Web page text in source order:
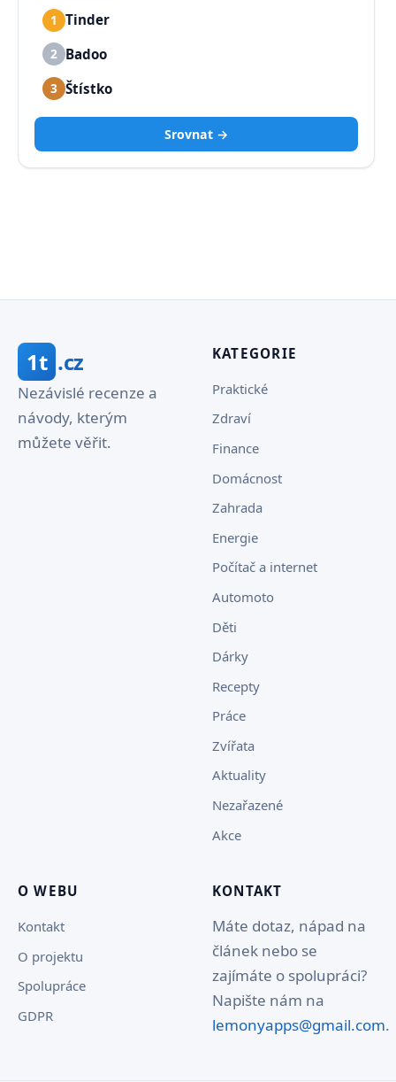
1 Tinder
2 Badoo
3 Štístko
Srovnat →
1t .cz
Nezávislé recenze a
návody, kterým
můžete věřit.
KATEGORIE
Praktické
Zdraví
Finance
Domácnost
Zahrada
Energie
Počítač a internet
Automoto
Děti
Dárky
Recepty
Práce
Zvířata
Aktuality
Nezařazené
Akce
O WEBU
Kontakt
O projektu
Spolupráce
GDPR
KONTAKT
Máte dotaz, nápad na
článek nebo se
zajímáte o spolupráci?
Napište nám na
lemonyapps@gmail.com.